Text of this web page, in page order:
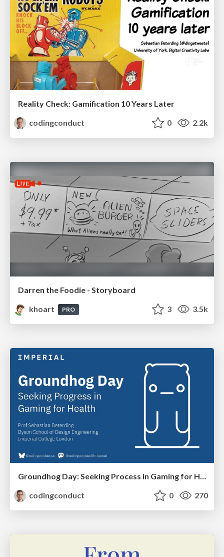
Reality Check: Gamification 10 Years Later
codingconduct
0 2.2k
Darren the Foodie - Storyboard
khoart
PRO 3 3.5k
Groundhog Day: Seeking Process in Gaming for Health
codingconduct
0 270